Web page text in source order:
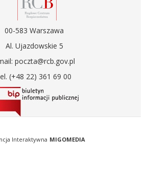
00-583 Warszawa
Al. Ujazdowskie 5
poczta@rcb.gov.pl
(+48 22) 361 69 00
Interaktywna MIGOMEDIA